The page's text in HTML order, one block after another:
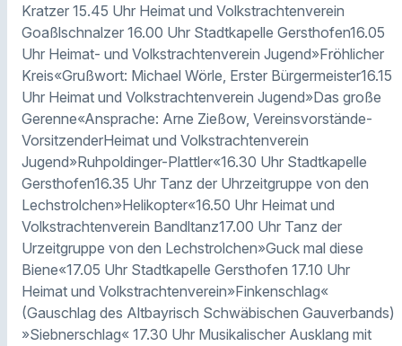
Kratzer 15.45 Uhr Heimat und Volkstrachtenverein
Goaßlschnalzer 16.00 Uhr Stadtkapelle Gersthofen16.05
Uhr Heimat- und Volkstrachtenverein Jugend»Fröhlicher
Kreis«Grußwort: Michael Wörle, Erster Bürgermeister16.15
Uhr Heimat und Volkstrachtenverein Jugend»Das große
Gerenne«Ansprache: Arne Zießow, Vereinsvorstände-
VorsitzenderHeimat und Volkstrachtenverein
Jugend»Ruhpoldinger-Plattler«16.30 Uhr Stadtkapelle
Gersthofen16.35 Uhr Tanz der Uhrzeitgruppe von den
Lechstrolchen»Helikopter«16.50 Uhr Heimat und
Volkstrachtenverein Bandltanz17.00 Uhr Tanz der
Urzeitgruppe von den Lechstrolchen»Guck mal diese
Biene«17.05 Uhr Stadtkapelle Gersthofen 17.10 Uhr
Heimat und Volkstrachtenverein»Finkenschlag«
(Gauschlag des Altbayrisch Schwäbischen Gauverbands)
»Siebnerschlag« 17.30 Uhr Musikalischer Ausklang mit